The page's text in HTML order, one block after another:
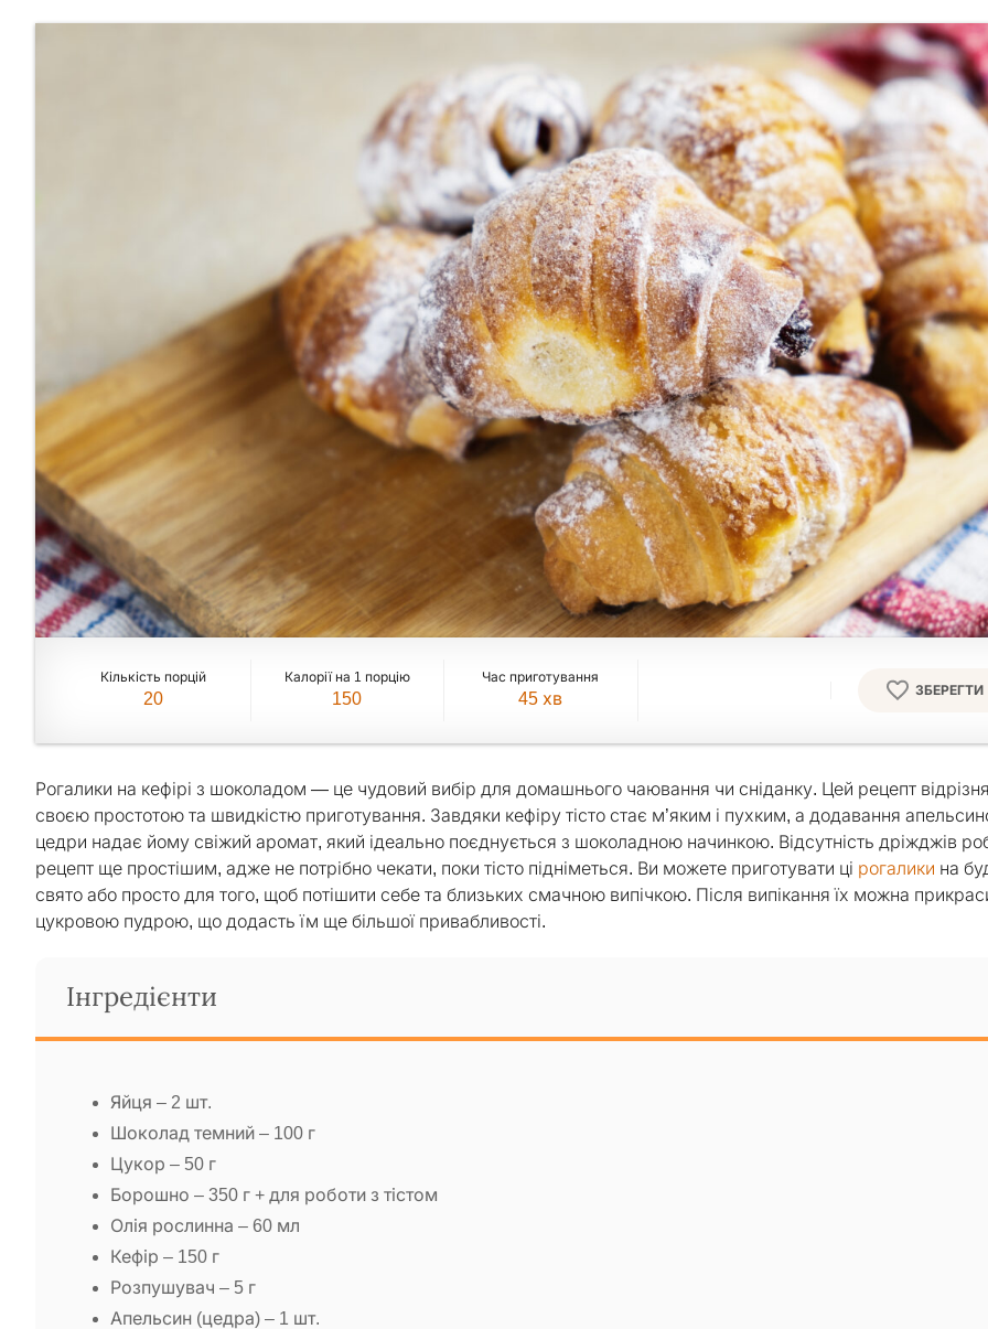
Кількість порцій
20
Калорії на 1 порцію
150
Час приготування
45 хв ЗБЕРЕГТИ
Рогалики на кефірі з шоколадом — це чудовий вибір для домашнього чаювання чи сніданку. Цей рецепт
своєю простотою та швидкістю приготування. Завдяки кефіру тісто стає м’яким і пухким, а додавання
цедри надає йому свіжий аромат, який ідеально поєднується з шоколадною начинкою. Відсутність дріжджів
рецепт ще простішим, адже не потрібно чекати, поки тісто підніметься. Ви можете приготувати ці рогалики на
свято або просто для того, щоб потішити себе та близьких смачною випічкою. Після випікання їх можна
цукровою пудрою, що додасть їм ще більшої привабливості.
Інгредієнти
Яйця – 2 шт.
Шоколад темний – 100 г
Цукор – 50 г
Борошно – 350 г + для роботи з тістом
Олія рослинна – 60 мл
Кефір – 150 г
Розпушувач – 5 г
Апельсин (цедра) – 1 шт.